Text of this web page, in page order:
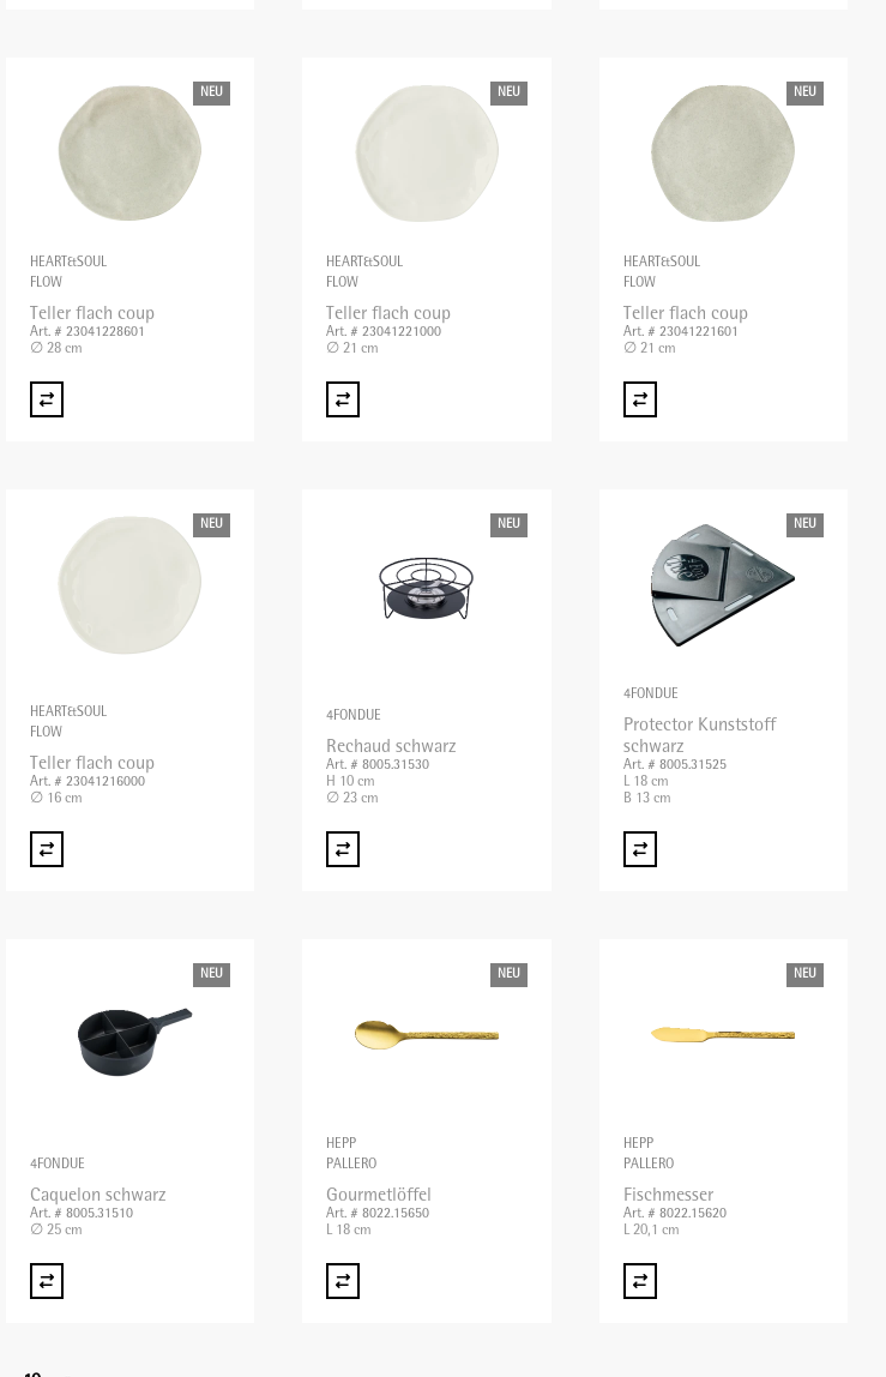
NEU
HEART&SOUL
FLOW
Teller flach coup
Art. # 23041228601
∅ 28 cm
NEU
HEART&SOUL
FLOW
Teller flach coup
Art. # 23041221000
∅ 21 cm
NEU
HEART&SOUL
FLOW
Teller flach coup
Art. # 23041221601
∅ 21 cm
NEU
HEART&SOUL
FLOW
Teller flach coup
Art. # 23041216000
∅ 16 cm
NEU
4FONDUE
Rechaud schwarz
Art. # 8005.31530
H 10 cm
∅ 23 cm
NEU
4FONDUE
Protector Kunststoff
schwarz
Art. # 8005.31525
L 18 cm
B 13 cm
NEU
4FONDUE
Caquelon schwarz
Art. # 8005.31510
∅ 25 cm
NEU
HEPP
PALLERO
Gourmetlöffel
Art. # 8022.15650
L 18 cm
NEU
HEPP
PALLERO
Fischmesser
Art. # 8022.15620
L 20,1 cm